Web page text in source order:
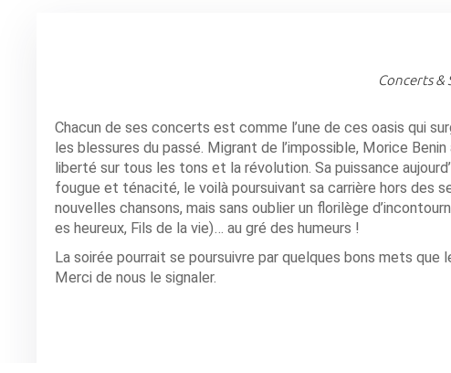
Concerts &
Chacun de ses concerts est comme l’une de ces oasis qui
les blessures du passé. Migrant de l’impossible, Morice
liberté sur tous les tons et la révolution. Sa puissance
fougue et ténacité, le voilà poursuivant sa carrière hors des
nouvelles chansons, mais sans oublier un florilège
es heureux, Fils de la vie)… au gré des humeurs !
La soirée pourrait se poursuivre par quelques bons mets
Merci de nous le signaler.